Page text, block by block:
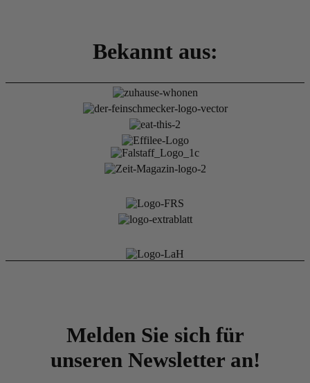
Bekannt aus:
Melden Sie sich für
unseren Newsletter an!